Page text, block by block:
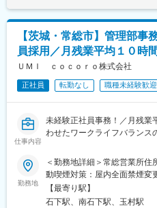
■就業環境
月間残業5～15時間程度、出
ク・直行直帰も相談可能です
■想定されるキャリアパス
将来的には人事系業務や採用
■企業の特徴/魅力
幅広い業務経験を積みながら
変更の範囲：会社の定める業
■就業環境について
在宅勤務制度もあり、完全週
ワークライフバランスを保っ
■同社について
同社は2017年に三井住商建
たしました。
三井物産・住友商事・丸紅の
業へのサービスを通じ、広く
それらに関わる物流・決済
事の請負、工法開発まで幅広
業領域において様々な仕事を
また、海外法人設立や海外メ
す。月給(月額)は固定手当を
【茨城・常総市】管理部
員採用／月残業平均１０時
ＵＭＩ ｃｏｃｏｒｏ株式会社
正社員 転勤なし 職種未経験歓迎
仕事内容
未経験正社員事務！／月残業
わせたワークライフバランス
幅広い技術力を強みに、日
マンション・トンネルなどコ
加工・組立・販売事業を行う
に従事していただきます。
勤務地
＜勤務地詳細＞常総営業所
動喫煙対策：屋内全面禁煙変
【最寄り駅】
石下駅、南石下駅、玉村駅